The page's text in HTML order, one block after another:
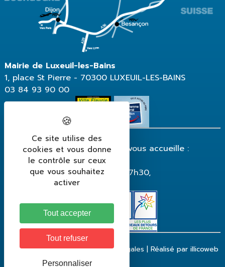
Mairie de Luxeuil-les-Bains
1, place St Pierre - 70300 LUXEUIL-LES-BAINS
03 84 93 90 00
La mairie de Luxeuil-les-Bains vous accueille :
du lundi au vendredi
de 8h30 à 12h et de 13h30 à 17h30,
fermeture le vendredi à 17h.
Contact|Plan du site|Mentions légales | Réalisé par illicoweb
Ce site utilise des
cookies et vous donne
le contrôle sur ceux
que vous souhaitez
activer
Tout accepter
Tout refuser
Personnaliser